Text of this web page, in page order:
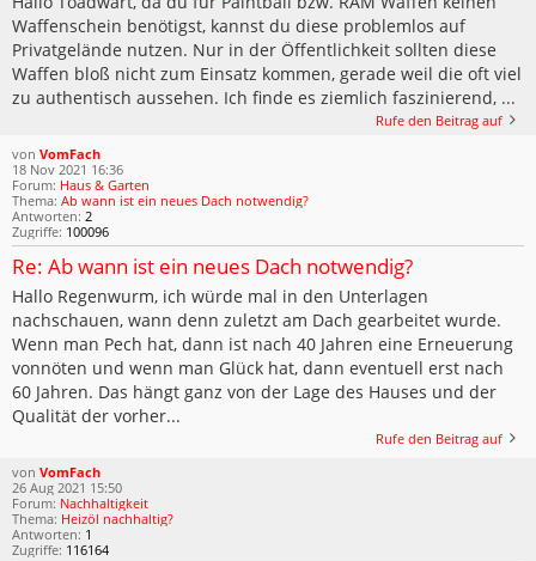
Waffenschein benötigst, kannst du diese problemlos auf
Privatgelände nutzen. Nur in der Öffentlichkeit sollten diese
Waffen bloß nicht zum Einsatz kommen, gerade weil die oft viel
zu authentisch aussehen. Ich finde es ziemlich faszinierend, ...
Rufe den Beitrag auf
von VomFach
18 Nov 2021 16:36
Forum: Haus & Garten
Thema: Ab wann ist ein neues Dach notwendig?
Antworten: 2
Zugriffe: 100096
Re: Ab wann ist ein neues Dach notwendig?
Hallo Regenwurm, ich würde mal in den Unterlagen
nachschauen, wann denn zuletzt am Dach gearbeitet wurde.
Wenn man Pech hat, dann ist nach 40 Jahren eine Erneuerung
vonnöten und wenn man Glück hat, dann eventuell erst nach
60 Jahren. Das hängt ganz von der Lage des Hauses und der
Qualität der vorher...
Rufe den Beitrag auf
von VomFach
26 Aug 2021 15:50
Forum: Nachhaltigkeit
Thema: Heizöl nachhaltig?
Antworten: 1
Zugriffe: 116164